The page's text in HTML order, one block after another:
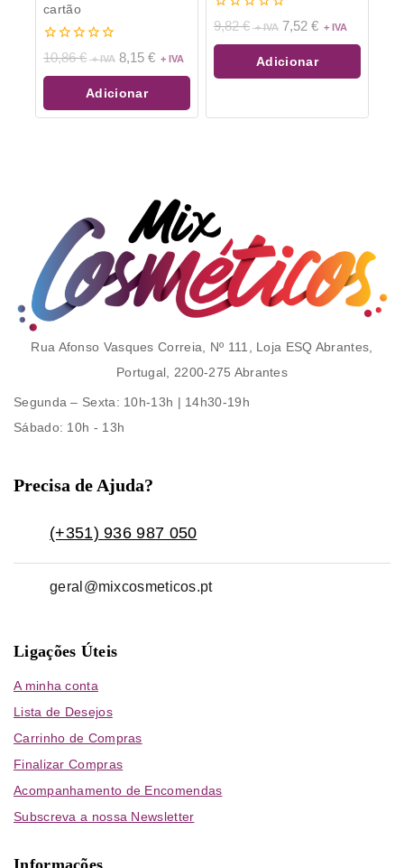
cartão
0
de
5
10,86€ 8,15 €
Adicionar
0
de
5
9,82€ 7,52 €
Adicionar
Rua Afonso Vasques Correia, Nº 111, Loja ESQ Abrantes,
Portugal, 2200-275 Abrantes
Segunda – Sexta: 10h-13h | 14h30-19h
Sábado: 10h - 13h
Precisa de Ajuda?
(+351) 936 987 050
geral@mixcosmeticos.pt
Ligações Úteis
A minha conta
Lista de Desejos
Carrinho de Compras
Finalizar Compras
Acompanhamento de Encomendas
Subscreva a nossa Newsletter
Informações